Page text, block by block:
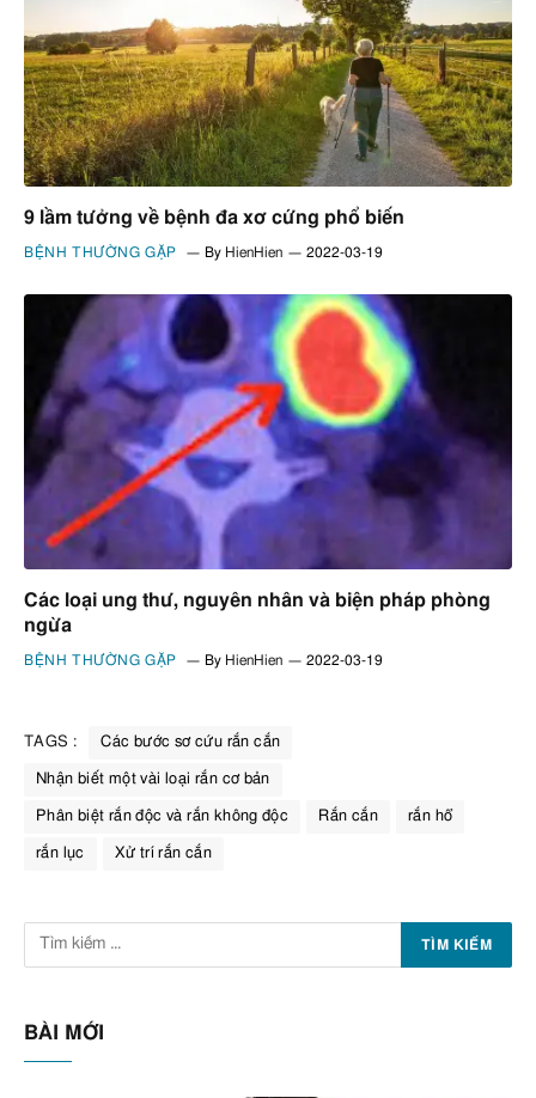
9 lầm tưởng về bệnh đa xơ cứng phổ biến
BỆNH THƯỜNG GẶP By HienHien 2022-03-19
Các loại ung thư, nguyên nhân và biện pháp phòng
ngừa
BỆNH THƯỜNG GẶP By HienHien 2022-03-19
TAGS : Các bước sơ cứu rắn cắn
Nhận biết một vài loại rắn cơ bản
Phân biệt rắn độc và rắn không độc Rắn cắn rắn hổ
rắn lục Xử trí rắn cắn
BÀI MỚI